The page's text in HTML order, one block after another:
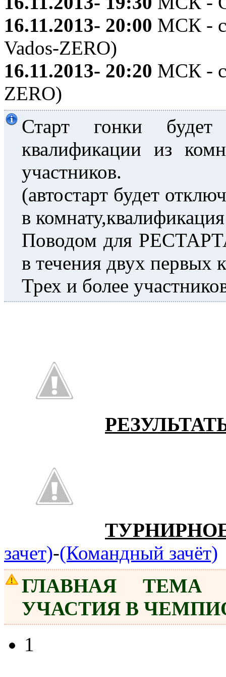
16.11.2013- 20:00 МСК -
Vados-ZERO)
16.11.2013- 20:20 МСК -
ZERO)
Старт гонки
квалификации из
участников.
(автостарт будет
в
Поводом для
в течения двух первых
Трех и более
зачет)-(Командный зачёт)
ГЛАВНАЯ ТЕМА
УЧАСТИЯ В
1